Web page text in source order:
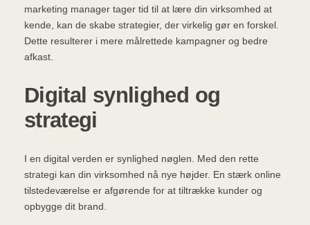
marketing manager tager tid til at lære din virksomhed at
kende, kan de skabe strategier, der virkelig gør en forskel.
Dette resulterer i mere målrettede kampagner og bedre
afkast.
Digital synlighed og
strategi
I en digital verden er synlighed nøglen. Med den rette
strategi kan din virksomhed nå nye højder. En stærk online
tilstedeværelse er afgørende for at tiltrække kunder og
opbygge dit brand.